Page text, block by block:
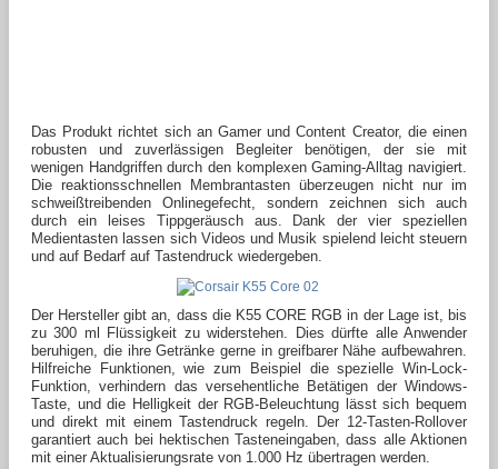
Das Produkt richtet sich an Gamer und Content Creator, die einen
robusten und zuverlässigen Begleiter benötigen, der sie mit
wenigen Handgriffen durch den komplexen Gaming-Alltag navigiert.
Die reaktionsschnellen Membrantasten überzeugen nicht nur im
schweißtreibenden Onlinegefecht, sondern zeichnen sich auch
durch ein leises Tippgeräusch aus. Dank der vier speziellen
Medientasten lassen sich Videos und Musik spielend leicht steuern
und auf Bedarf auf Tastendruck wiedergeben.
Der Hersteller gibt an, dass die K55 CORE RGB in der Lage ist, bis
zu 300 ml Flüssigkeit zu widerstehen. Dies dürfte alle Anwender
beruhigen, die ihre Getränke gerne in greifbarer Nähe aufbewahren.
Hilfreiche Funktionen, wie zum Beispiel die spezielle Win-Lock-
Funktion, verhindern das versehentliche Betätigen der Windows-
Taste, und die Helligkeit der RGB-Beleuchtung lässt sich bequem
und direkt mit einem Tastendruck regeln. Der 12-Tasten-Rollover
garantiert auch bei hektischen Tasteneingaben, dass alle Aktionen
mit einer Aktualisierungsrate von 1.000 Hz übertragen werden.